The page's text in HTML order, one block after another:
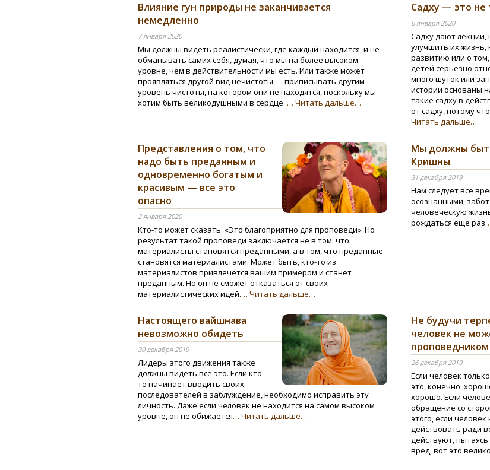
Влияние гун природы не заканчивается
немедленно
7 января 2020
Мы должны видеть реалистически, где каждый находится, и не
обманывать самих себя, думая, что мы на более высоком
уровне, чем в действительности мы есть. Или также может
проявляться другой вид нечистоты — приписывать другим
уровень чистоты, на котором они не находятся, поскольку мы
хотим быть великодушными в сердце. … Читать дальше…
Садху — это не
6 января 2020
Садху дают
улучшить их жизнь,
развитию или о
детей серьезно
много шуток или
истории основаны
такие садху в
от садху, потому
Читать дальше…
Представления о том, что
надо быть преданным и
одновременно богатым и
красивым — все это
опасно
2 января 2020
Кто-то может сказать: «Это благоприятно для проповеди». Но
результат такой проповеди заключается не в том, что
материалисты становятся преданными, а в том, что преданные
становятся материалистами. Может быть, кто-то из
материалистов привлечется вашим примером и станет
преданным. Но он не сможет отказаться от своих
материалистических идей.… Читать дальше…
Мы должны
Кришны
31 декабря 2019
Нам следует все
осознанными,
человеческую
рождаться еще раз
Настоящего вайшнава
невозможно обидеть
30 декабря 2019
Лидеры этого движения также
должны видеть все это. Если кто-
то начинает вводить своих
последователей в заблуждение, необходимо исправить эту
личность. Даже если человек не находится на самом высоком
уровне, он не обижается… Читать дальше…
Не будучи
человек не
проповедником
26 декабря 2019
Если человек
это, конечно,
хорошо. Если
обращение со
этого, если
действовать ради
действуют,
вред, вот это